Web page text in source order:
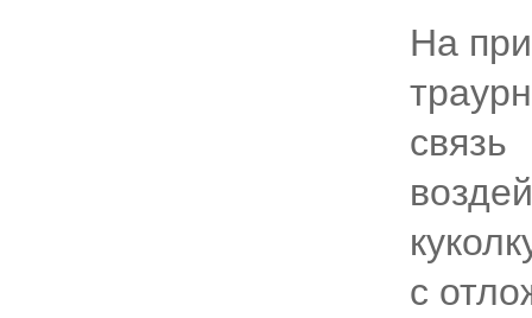
На
связь
с